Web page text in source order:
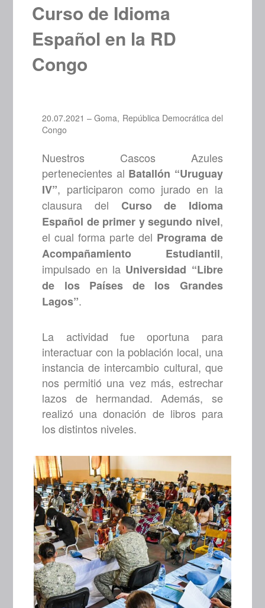
Curso de Idioma
Español en la RD
Congo
20.07.2021 – Goma, República Democrática del
Congo
Nuestros Cascos Azules
pertenecientes al Batallón “Uruguay
IV”, participaron como jurado en la
clausura del Curso de Idioma
Español de primer y segundo nivel,
el cual forma parte del Programa de
Acompañamiento Estudiantil,
impulsado en la Universidad “Libre
de los Países de los Grandes
Lagos”.
La actividad fue oportuna para
interactuar con la población local, una
instancia de intercambio cultural, que
nos permitió una vez más, estrechar
lazos de hermandad. Además, se
realizó una donación de libros para
los distintos niveles.